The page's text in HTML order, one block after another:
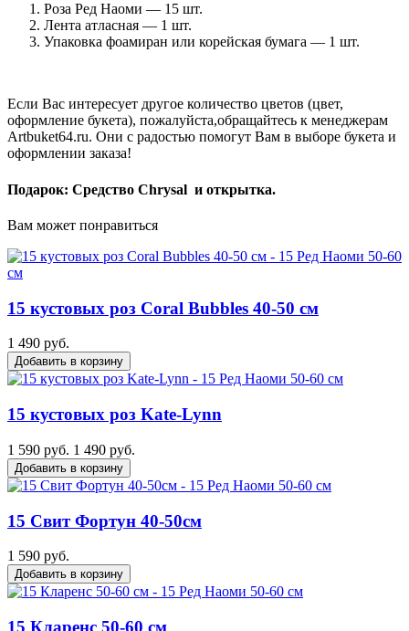
Роза Ред Наоми — 15 шт.
Лента атласная — 1 шт.
Упаковка фоамиран или корейская бумага — 1 шт.
Если Вас интересует другое количество цветов (цвет,
оформление букета), пожалуйста,обращайтесь к менеджерам
Artbuket64.ru. Они с радостью помогут Вам в выборе букета и
оформлении заказа!
Подарок: Средство Chrysal и открытка.
Вам может понравиться
15 кустовых роз Coral Bubbles 40-50 см
1 490 руб.
Добавить в корзину
15 кустовых роз Kate-Lynn
1 590 руб. 1 490 руб.
Добавить в корзину
15 Свит Фортун 40-50см
1 590 руб.
Добавить в корзину
15 Кларенс 50-60 см